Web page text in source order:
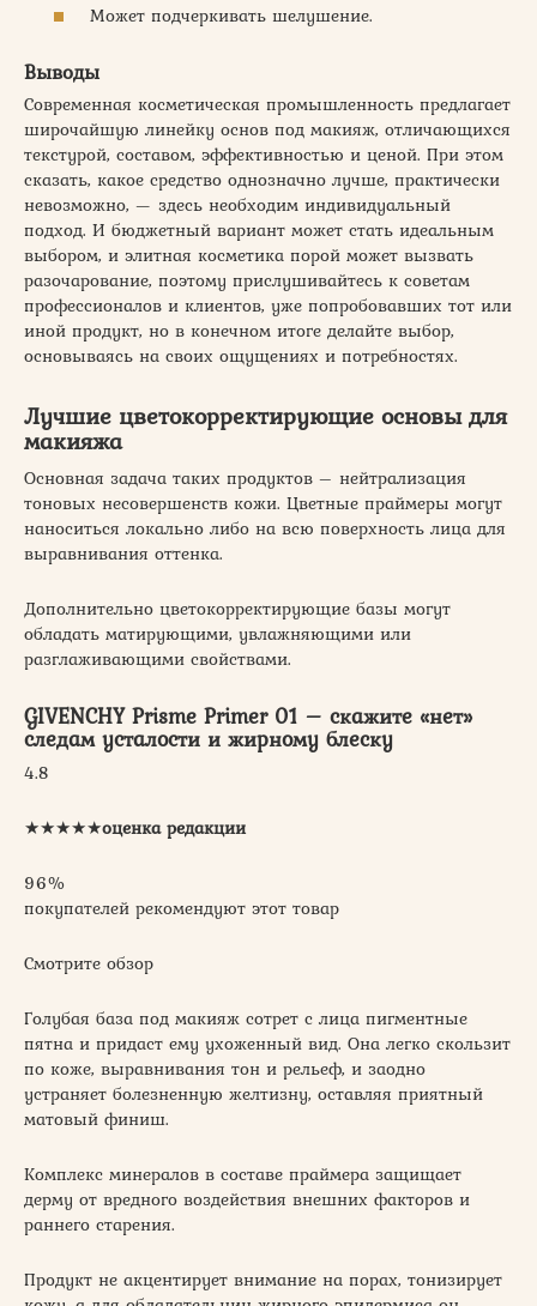
Может подчеркивать шелушение.
Выводы
Современная косметическая промышленность предлагает
широчайшую линейку основ под макияж, отличающихся
текстурой, составом, эффективностью и ценой. При этом
сказать, какое средство однозначно лучше, практически
невозможно, — здесь необходим индивидуальный
подход. И бюджетный вариант может стать идеальным
выбором, и элитная косметика порой может вызвать
разочарование, поэтому прислушивайтесь к советам
профессионалов и клиентов, уже попробовавших тот или
иной продукт, но в конечном итоге делайте выбор,
основываясь на своих ощущениях и потребностях.
Лучшие цветокорректирующие основы для
макияжа
Основная задача таких продуктов – нейтрализация
тоновых несовершенств кожи. Цветные праймеры могут
наноситься локально либо на всю поверхность лица для
выравнивания оттенка.
Дополнительно цветокорректирующие базы могут
обладать матирующими, увлажняющими или
разглаживающими свойствами.
GIVENCHY Prisme Primer 01 – скажите «нет»
следам усталости и жирному блеску
4.8
★★★★★оценка редакции
96%
покупателей рекомендуют этот товар
Смотрите обзор
Голубая база под макияж сотрет с лица пигментные
пятна и придаст ему ухоженный вид. Она легко скользит
по коже, выравнивания тон и рельеф, и заодно
устраняет болезненную желтизну, оставляя приятный
матовый финиш.
Комплекс минералов в составе праймера защищает
дерму от вредного воздействия внешних факторов и
раннего старения.
Продукт не акцентирует внимание на порах, тонизирует